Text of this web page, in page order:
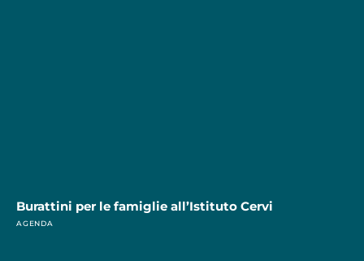
Burattini per le famiglie all’Istituto Cervi
AGENDA